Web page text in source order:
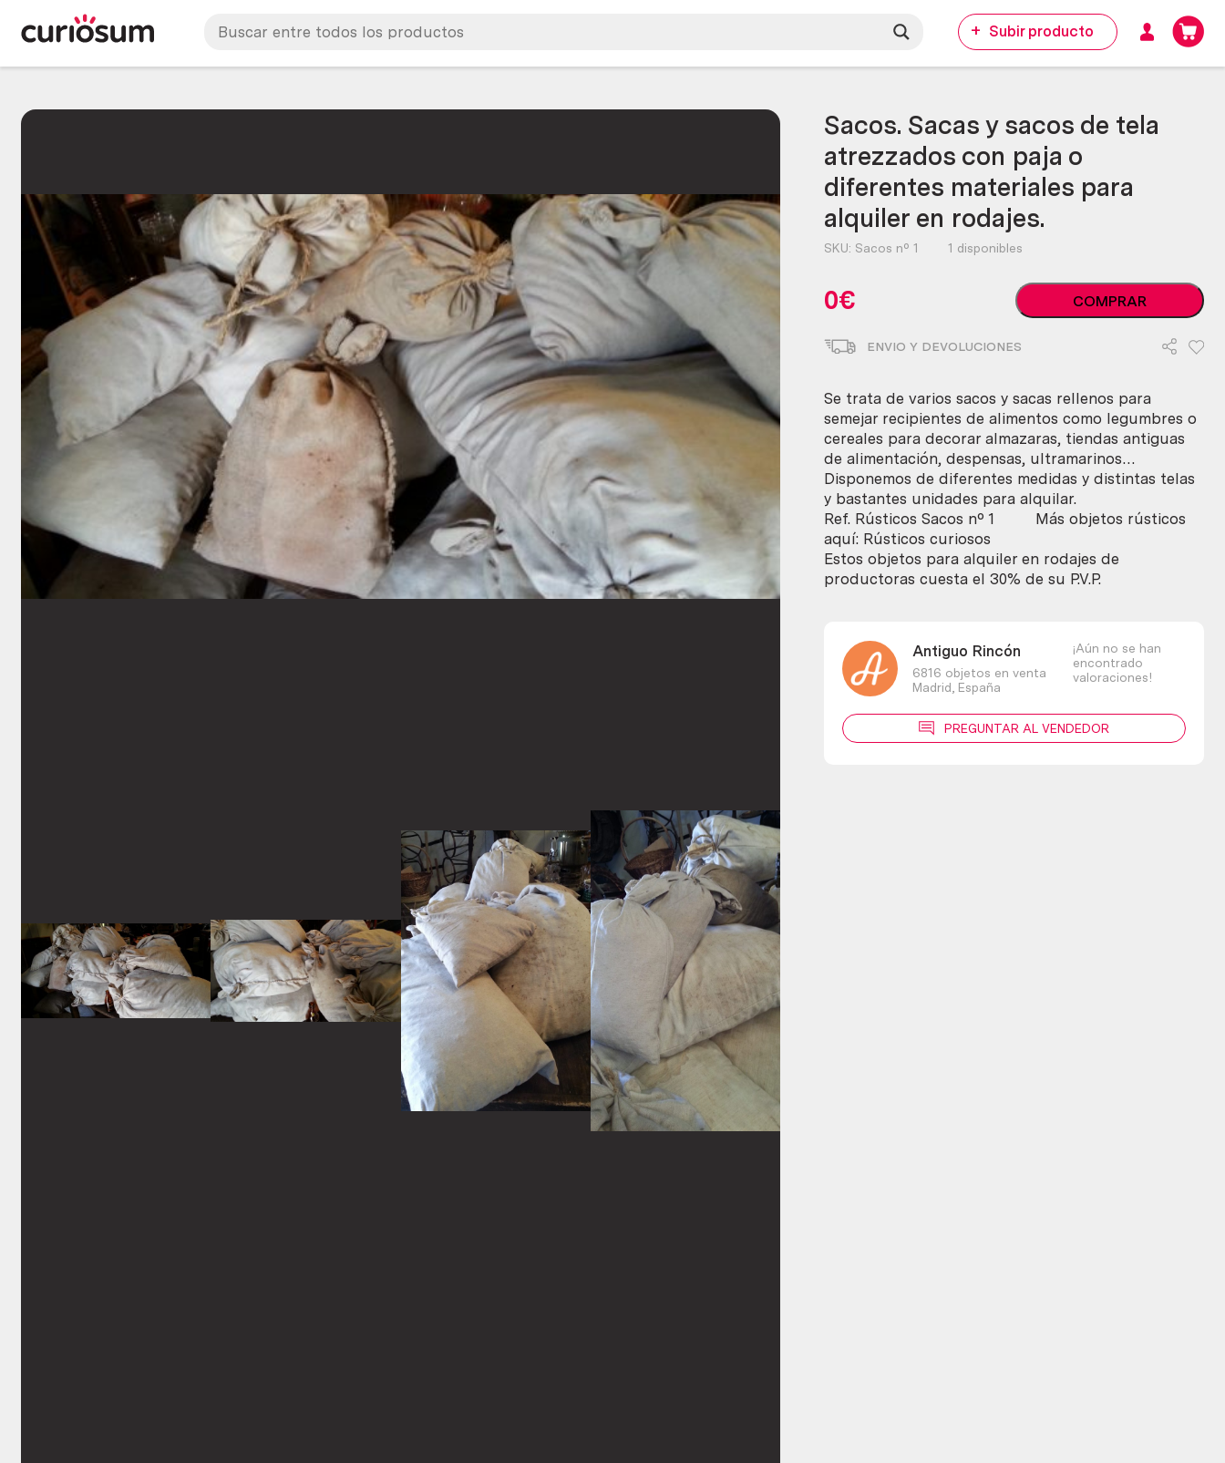
Subir producto
Sacos. Sacas y sacos de tela
atrezzados con paja o
diferentes materiales para
alquiler en rodajes.
SKU: Sacos nº 1 1 disponibles
0€
Sacos.
Sacas
sacos
tela
atrezzados
con
paja
o
diferentes
materiales
alquiler
en
COMPRAR
ENVIO Y DEVOLUCIONES
Se trata de varios sacos y sacas rellenos para
semejar recipientes de alimentos como legumbres o
cereales para decorar almazaras, tiendas antiguas
de alimentación, despensas, ultramarinos…
Disponemos de diferentes medidas y distintas telas
y bastantes unidades para alquilar.
Ref. Rústicos Sacos nº 1 Más objetos rústicos
aquí: Rústicos curiosos
Estos objetos para alquiler en rodajes de
productoras cuesta el 30% de su P.V.P.
Antiguo Rincón
6816 objetos en venta
Madrid, España
¡Aún no se han
encontrado
valoraciones!
PREGUNTAR AL VENDEDOR